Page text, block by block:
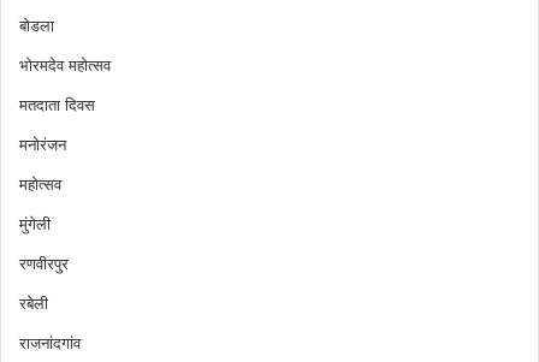
बोडला
भोरमदेव महोत्सव
मतदाता दिवस
मनोरंजन
महोत्सव
मुंगेली
रणवीरपुर
रबेली
राजनांदगांव